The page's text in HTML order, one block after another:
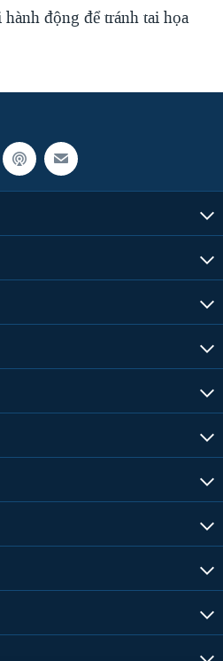
động để tránh tai họa